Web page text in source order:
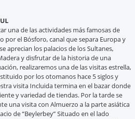
una de las actividades más famosas de
por el Bósforo, canal que separa Europa y
aprecian los palacios de los Sultanes,
y disfrutar de la historia de una
realizaremos una de las visitas estrella,
por los otomanos hace 5 siglos y
visita Incluida termina en el bazar donde
y variedad de tiendas. Por la tarde se
una visita con Almuerzo a la parte asiática
de “Beylerbey” Situado en el lado